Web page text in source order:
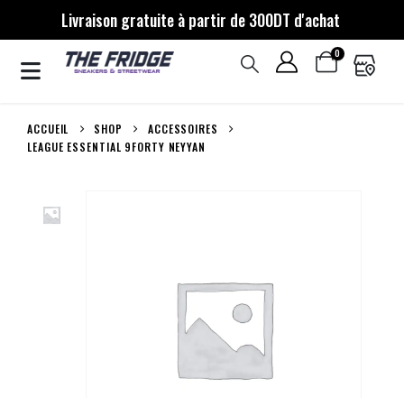
Livraison gratuite à partir de 300DT d'achat
0
ACCUEIL SHOP
ACCESSOIRES
LEAGUE ESSENTIAL 9FORTY NEYYAN